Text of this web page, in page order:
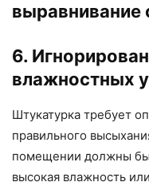
выравнивание
6.
влажностных
Штукатурка требует
правильного
помещении должны
высокая влажность